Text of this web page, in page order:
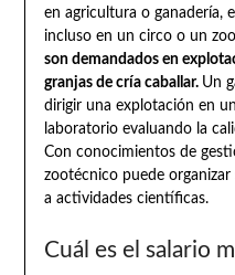
en agricultura o ganadería,
incluso en un circo o un
son demandados en
granjas de cría caballar. Un
dirigir una explotación en
laboratorio evaluando la
Con conocimientos de
zootécnico puede
a actividades científicas.
Cuál es el salario